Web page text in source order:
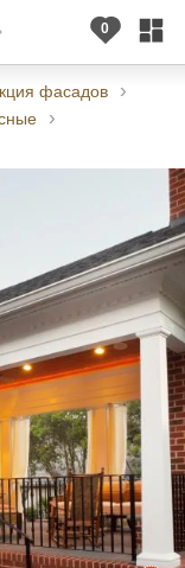
фасадов